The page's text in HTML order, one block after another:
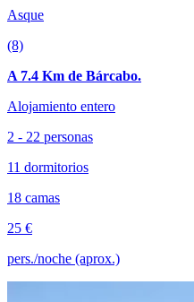
Asque
(8)
A 7.4 Km de Bárcabo.
Alojamiento entero
2 - 22 personas
11 dormitorios
18 camas
25 €
pers./noche (aprox.)